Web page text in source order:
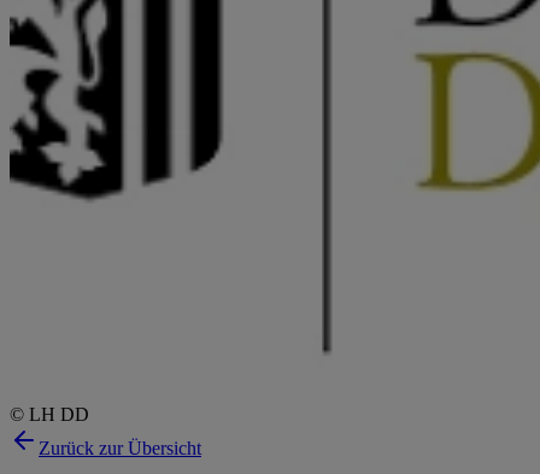
© LH DD
Zurück zur Übersicht